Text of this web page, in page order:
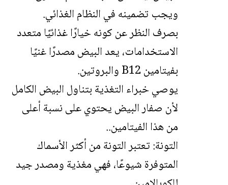
ويجب تضمينه في النظام الغذائي.
بصرف النظر عن كونه خيارًا غذائيًا متعدد
الاستخدامات، يعد البيض مصدرًا غنيًا
بفيتامين B12 والبروتين.
يوصي خبراء التغذية بتناول البيض الكامل
لأن صفار البيض يحتوي على نسبة أعلى
من هذا الفيتامين..
التونة: تعتبر التونة من أكثر الأسماك
المتوفرة شيوعًا، فهي مغذية ومصدر جيد